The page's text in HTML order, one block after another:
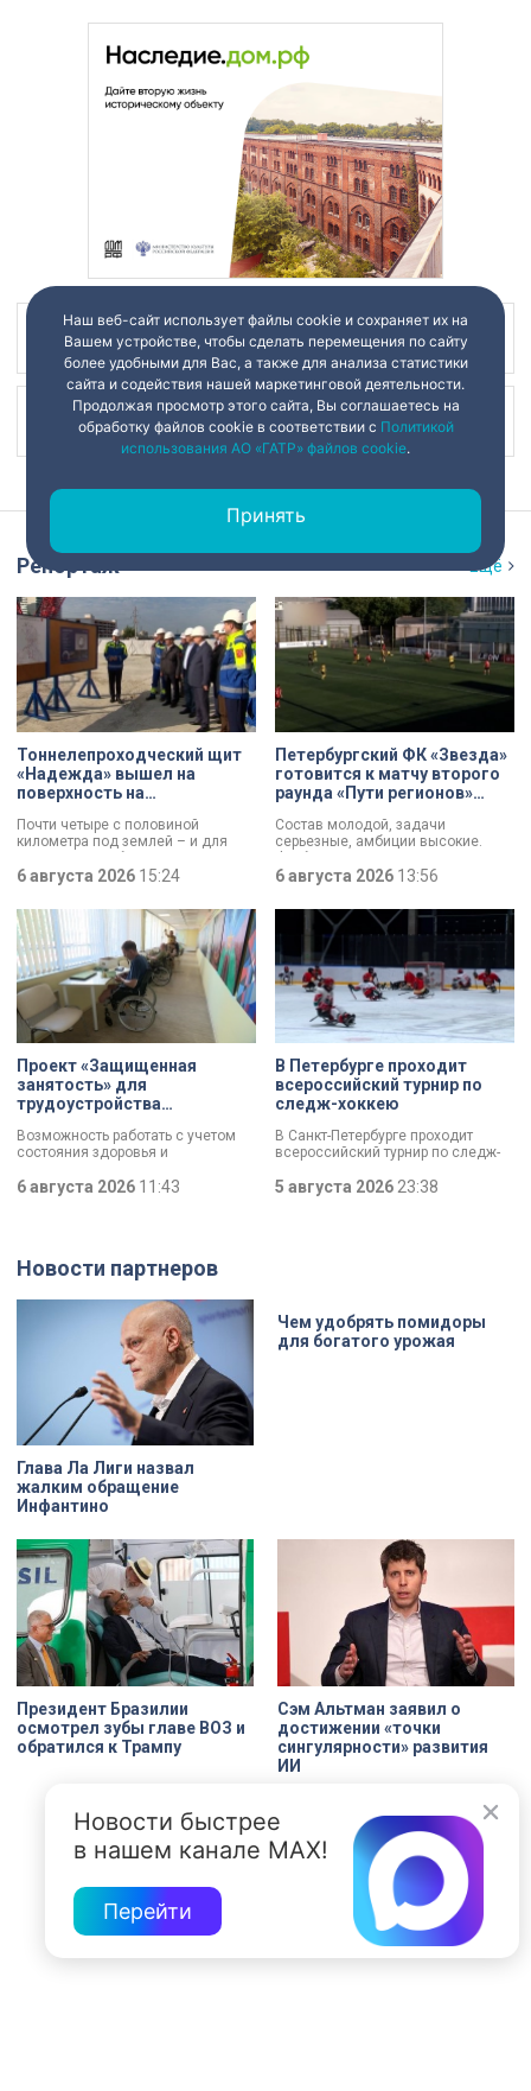
Наш канал в
Наш канал в
Репортаж Ещё
Тоннелепроходческий щит
«Надежда» вышел на
поверхность на
Почти четыре с половиной
километра под землей – и для
«Надежды» забрезжил свет:
проходческий щит вышел на
поверхность. О ходе работ у
демонтажного котлована сегодня
рассказали губернатору
Александру Беглову и
председателю Законодательного
Собрания Александру Бельскому.
6 августа 2026 15:24
Петербургский ФК «Звезда»
готовится к матчу второго
раунда «Пути регионов»
Состав молодой, задачи
серьезные, амбиции высокие.
Футбольная «Звезда»,
выступающая во второй Лиге Б,
готовится к матчу второго раунда
«Пути регионов» Кубка России.
Соперник – «Великие Луки». Наш
корреспондент Маргарита
Зайцева побывала на тренировке
петербургского коллектива в
преддверии ответственной игры.
6 августа 2026 13:56
Проект «Защищенная
занятость» для
трудоустройства
инвалидностью стартовал в
Петербурге
Возможность работать с учетом
состояния здоровья и
Петербурге стартовал пилотный
проект «Защищенная занятость»
подобрать подходящее занятие,
оформить необходимые
документы и адаптироваться на
рабочем месте.
6 августа 2026 11:43
В Петербурге проходит
всероссийский турнир по
следж-хоккею
В Санкт-Петербурге проходит
всероссийский турнир по следж-
только медали, но и возможность
в следующем сезоне стать
5 августа 2026 23:38
Новости партнеров
Глава Ла Лиги назвал
жалким обращение
Инфантино
Чем удобрять помидоры
для богатого урожая
Президент Бразилии
осмотрел зубы главе ВОЗ и
обратился к Трампу
Сэм Альтман заявил о
достижении «точки
сингулярности» развития
ИИ
Новости быстрее
в нашем канале MAX!
Перейти
Наш веб-сайт использует файлы cookie и сохраняет их на
Вашем устройстве, чтобы сделать перемещения по сайту
более удобными для Вас, а также для анализа статистики
сайта и содействия нашей маркетинговой деятельности.
Продолжая просмотр этого сайта, Вы соглашаетесь на
обработку файлов cookie в соответствии с Политикой
использования АО «ГАТР» файлов cookie.
Принять